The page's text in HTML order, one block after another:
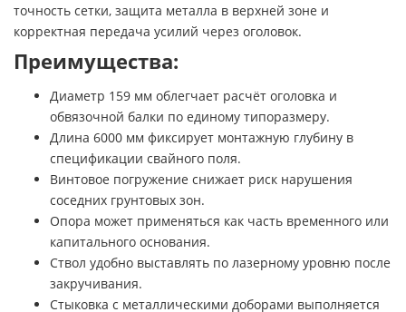
точность сетки, защита металла в верхней зоне и
корректная передача усилий через оголовок.
Преимущества:
Диаметр 159 мм облегчает расчёт оголовка и
обвязочной балки по единому типоразмеру.
Длина 6000 мм фиксирует монтажную глубину в
спецификации свайного поля.
Винтовое погружение снижает риск нарушения
соседних грунтовых зон.
Опора может применяться как часть временного или
капитального основания.
Ствол удобно выставлять по лазерному уровню после
закручивания.
Стыковка с металлическими доборами выполняется